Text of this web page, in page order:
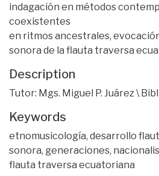
indagación en métodos
coexistentes
en ritmos ancestrales,
sonora de la flauta traversa
Description
Tutor: Mgs. Miguel P. Juárez \
Keywords
etnomusicología, desarrollo
sonora, generaciones,
flauta traversa ecuatoriana